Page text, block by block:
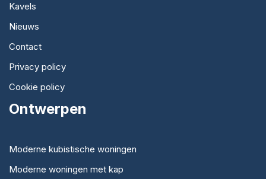
Kavels
Nieuws
Contact
Privacy policy
Cookie policy
Ontwerpen
Moderne kubistische woningen
Moderne woningen met kap